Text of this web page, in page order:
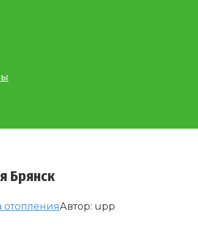
Брянск
отопленияАвтор: upp